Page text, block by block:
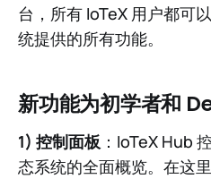
台，所有 IoTeX 用户都可
统提供的所有功能。
新功能为初学者和
1) 控制面板 ：IoTeX Hub
态系统的全面概览。在这